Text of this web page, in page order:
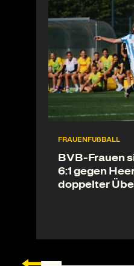
FRAUENFUßBALL
BVB-Frauen
6:1 gegen
doppelter